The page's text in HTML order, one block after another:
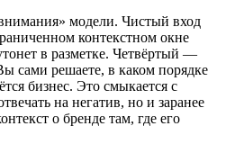
модели. Чистый вход
контекстном окне
в разметке. Четвёртый —
сами решаете, в каком порядке
бизнес. Это смыкается с
на негатив, но и заранее
о бренде там, где его